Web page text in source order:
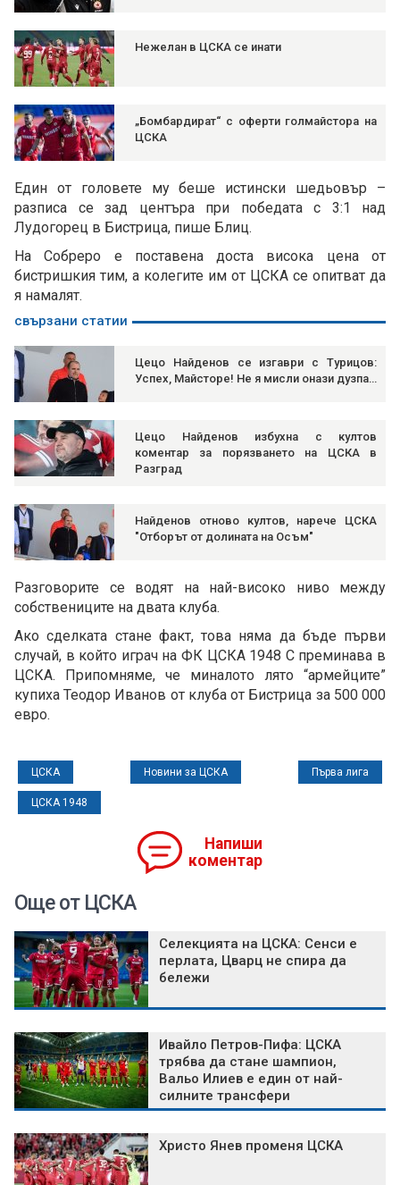
Нежелан в ЦСКА се инати
„Бомбардират“ с оферти голмайстора на
ЦСКА
Един от головете му беше истински шедьовър –
разписа се зад центъра при победата с 3:1 над
Лудогорец в Бистрица, пише Блиц.
На Собреро е поставена доста висока цена от
бистришкия тим, а колегите им от ЦСКА се опитват да
я намалят.
свързани статии
Цецо Найденов се изгаври с Турицов:
Успех, Майсторе! Не я мисли онази дузпа…
Цецо Найденов избухна с култов
коментар за порязването на ЦСКА в
Разград
Найденов отново култов, нарече ЦСКА
"Отборът от долината на Осъм"
Разговорите се водят на най-високо ниво между
собствениците на двата клуба.
Ако сделката стане факт, това няма да бъде първи
случай, в който играч на ФК ЦСКА 1948 С преминава в
ЦСКА. Припомняме, че миналото лято “армейците”
купиха Теодор Иванов от клуба от Бистрица за 500 000
евро.
ЦСКА Новини за ЦСКА Първа лига
ЦСКА 1948
Напиши
коментар
Още от ЦСКА
Селекцията на ЦСКА: Сенси е
перлата, Цварц не спира да
бележи
Ивайло Петров-Пифа: ЦСКА
трябва да стане шампион,
Вальо Илиев е един от най-
силните трансфери
Христо Янев променя ЦСКА